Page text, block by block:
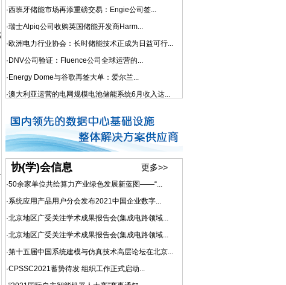
·西班牙储能市场再添重磅交易：Engie公司签...
·瑞士Alpiq公司收购英国储能开发商Harm...
·欧洲电力行业协会：长时储能技术正成为日益可行...
· DNV公司验证：Fluence公司全球运营的...
· Energy Dome与谷歌再签大单：爱尔兰...
·澳大利亚运营的电网规模电池储能系统6月收入达...
协(学)会信息 更多>>
·50余家单位共绘算力产业绿色发展新蓝图——“...
·系统应用产品用户分会发布2021中国企业数字...
·北京地区广受关注学术成果报告会(集成电路领域...
·北京地区广受关注学术成果报告会(集成电路领域...
·第十五届中国系统建模与仿真技术高层论坛在北京...
·CPSSC2021蓄势待发 组织工作正式启动...